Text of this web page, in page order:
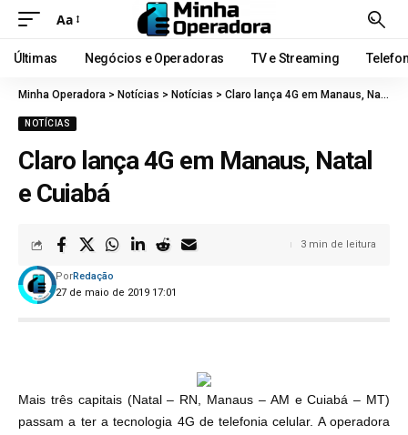
Aa
Últimas Negócios e Operadoras TV e Streaming
Minha Operadora > Notícias > Notícias > Claro lança 4G em Manaus, Natal e Cuiabá
NOTÍCIAS
Claro lança 4G em Manaus, Natal
e Cuiabá
27 de maio de 2019 17:01
PorRedação
3 min de leitura
Mais três capitais (Natal – RN, Manaus – AM e Cuiabá – MT)
passam a ter a tecnologia 4G de telefonia celular. A operadora